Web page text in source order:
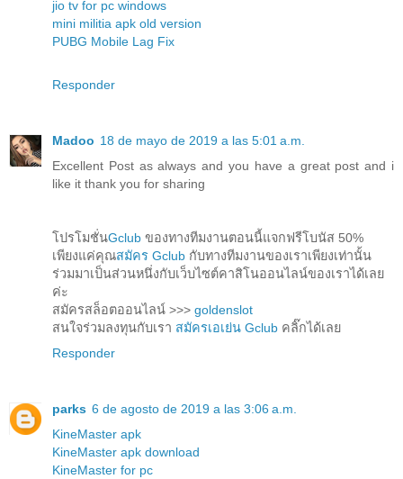
jio tv for pc windows
mini militia apk old version
PUBG Mobile Lag Fix
Responder
Madoo 18 de mayo de 2019 a las 5:01 a.m.
Excellent Post as always and you have a great post and i
like it thank you for sharing
โปรโมชั่นGclub ของทางทีมงานตอนนี้แจกฟรีโบนัส 50%
เพียงแค่คุณสมัคร Gclub กับทางทีมงานของเราเพียงเท่านั้น
ร่วมมาเป็นส่วนหนึ่งกับเว็บไซต์คาสิโนออนไลน์ของเราได้เลย
ค่ะ
สมัครสล็อตออนไลน์ >>> goldenslot
สนใจร่วมลงทุนกับเรา สมัครเอเย่น Gclub คลิ๊กได้เลย
Responder
parks 6 de agosto de 2019 a las 3:06 a.m.
KineMaster apk
KineMaster apk download
KineMaster for pc